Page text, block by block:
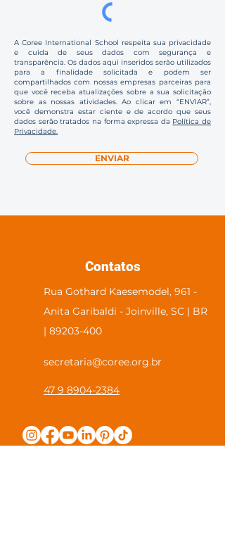
A Coree International School respeita sua privacidade
e cuida de seus dados com segurança e
transparência. Os dados aqui inseridos serão utilizados
para a finalidade solicitada e podem ser
compartilhados com nossas empresas parceiras para
que você receba atualizações sobre a sua solicitação
sobre as nossas atividades. Ao clicar em “ENVIAR”,
você demonstra estar ciente e de acordo que seus
dados serão tratados na forma expressa da Política de
Privacidade.
ENVIAR
Contatos
Rua Gothard Kaesemodel, 961 -
Anita Garibaldi - Joinville, SC | BR
| 89203-400
secretaria@coree.org.br
47 9 8904-2384